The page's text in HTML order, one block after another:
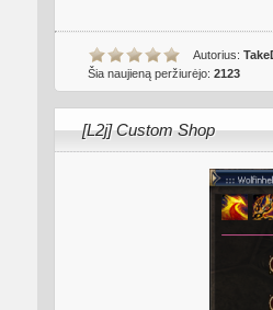
Autorius:
Šia naujieną peržiurėjo: 2123
[L2j] Custom Shop